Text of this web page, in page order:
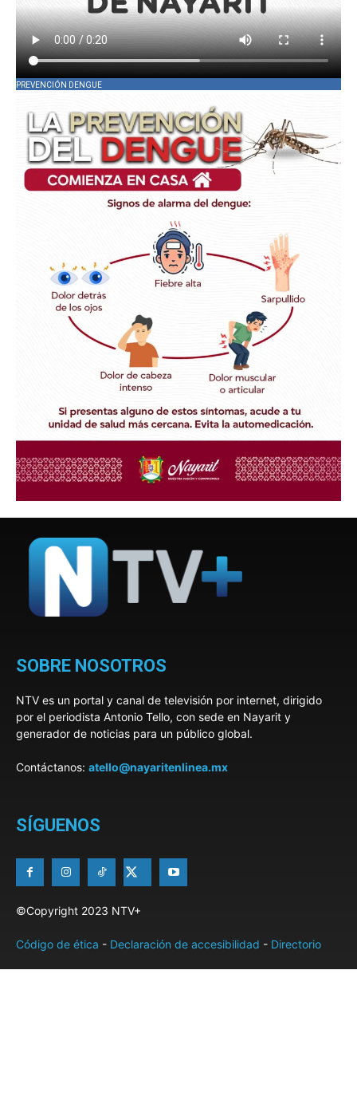
PREVENCIÓN DENGUE
SOBRE NOSOTROS
NTV es un portal y canal de televisión por internet, dirigido
por el periodista Antonio Tello, con sede en Nayarit y
generador de noticias para un público global.
Contáctanos: atello@nayaritenlinea.mx
SÍGUENOS
©Copyright 2023 NTV+
Código de ética - Declaración de accesibilidad - Directorio